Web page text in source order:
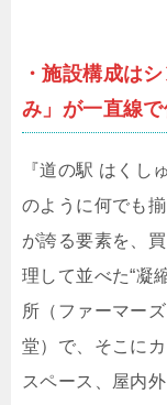
・施設構成は
み」が一直線
『道の駅 はくし
のように何でも
が誇る要素を、
理して並べた“凝
所（ファーマー
堂）で、そこに
スペース、屋内